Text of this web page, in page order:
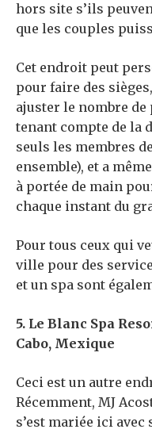
hors site s’ils
que les couples
Cet endroit peut
pour faire des
ajuster le nombre
tenant compte de la
seuls les membres
ensemble), et a
à portée de main
chaque instant du
Pour tous ceux qui
ville pour des
et un spa sont
5. Le Blanc Spa
Cabo, Mexique
Ceci est un autre
Récemment, MJ
s’est mariée ici avec